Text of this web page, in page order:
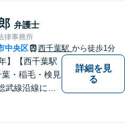
弁護士
律事務所
中央区 西千葉駅 から徒歩1分
】【西千葉駅
・稲毛・検見
武線沿線にお
詳細を見
る